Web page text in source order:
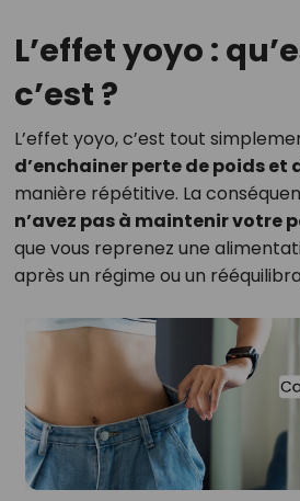
L’effet yoyo :
c’est ?
L’effet yoyo, c’est tout
d’enchainer perte de poids et
manière répétitive. La
n’avez pas à maintenir votre
que vous reprenez une
après un régime ou un